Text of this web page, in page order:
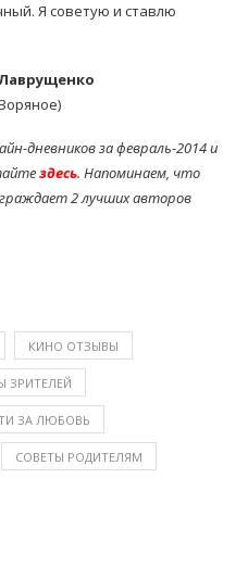
Я советую и ставлю
дневников за февраль-2014 и
здесь. Напоминаем, что
2 лучших авторов
КИНО ОТЗЫВЫ
ЗРИТЕЛЕЙ
ЗА ЛЮБОВЬ
СОВЕТЫ РОДИТЕЛЯМ